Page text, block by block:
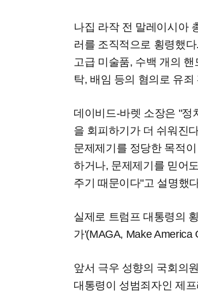
나집 라작 전 말레이시아
러를 조직적으로 횡령했
고급 미술품, 수백 개의
탁, 배임 등의 혐의로 유
데이비드-바렛 소장은 "정
을 회피하기가 더 쉬워진
문제제기를 정당한 목적
하거나, 문제제기를 믿어
주기 때문이다"고 설명했
실제로 트럼프 대통령의
가'(MAGA, Make America
앞서 극우 성향의 국회의
대통령이 성범죄자인 제